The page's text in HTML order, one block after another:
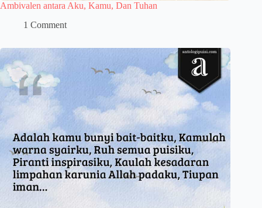
Ambivalen antara Aku, Kamu, Dan Tuhan
1 Comment